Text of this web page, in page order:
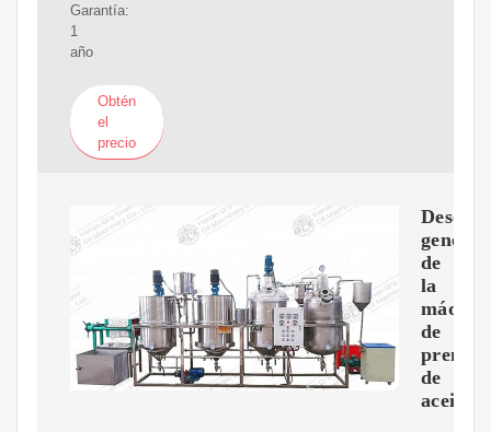
Garantía:
1
año
Obtén
el
precio
general
de
la
de
de
aceite